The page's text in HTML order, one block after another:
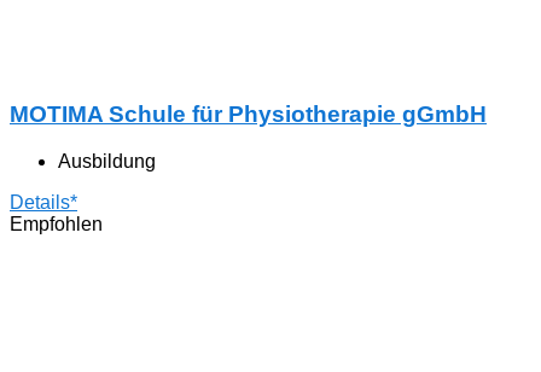
MOTIMA Schule für Physiotherapie gGmbH
Ausbildung
Details*
Empfohlen